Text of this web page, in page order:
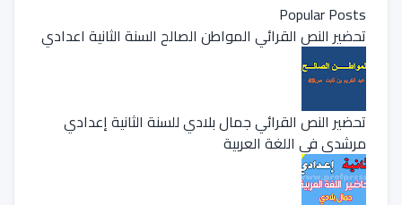
Popular Posts
تحضير النص القرائي المواطن الصالح السنة الثانية اعدادي
تحضير النص القرائي جمال بلادي للسنة الثانية إعدادي
مرشدي في اللغة العربية